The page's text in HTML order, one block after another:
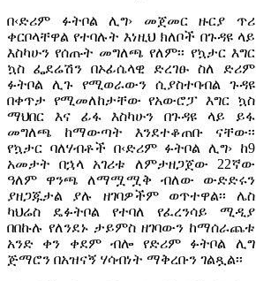
በ‹ድሪም ፉትቦል ሊግ› መጀመር ዙርያ ጥሪ
ቀርቦላቸዋል የተባሉት እነዚህ ክለቦች በጉዳዩ ላይ
እስካሁን የሰጡት መግለጫ የለም፡፡ የኳታር እግር
ኳስ ፌደሬሽን በኦፊሴላዊ ድረገፁ ስለ ድሪም
ፉትቦል ሊጉ የሚወራውን ሲያስተባብል ጉዳዩ
በቀጥታ የሚመለከታቸው የአውሮፓ እግር ኳስ
ማህበር እና ፊፋ እስካሁን በጉዳዩ ላይ ይፋ
መግለጫ ከማውጣት እንደተቆጠቡ ናቸው፡፡
የኳታር ባለሃብቶች በ‹ድሪም ፉትቦል ሊግ› ከ9
አመታት በኋላ አገሪቱ ለምታዘጋጀው 22ኛው
ዓለም ዋንጫ ለማሟሟቅ ብለው ውድድሩን
ያዘጋጁታል ያሉ ዘገባዎችም ወጥተዋል፡፡ ሌስ
ካህሬስ ዴፉትቦል የተባለ የፈረንሳይ ሚዲያ
በበኩሉ የለንደኑ ታይምስ ዘገባውን ከማሰራጨቱ
አንድ ቀን ቀደም ብሎ የድሪም ፉትቦል ሊግ
ጅማሮን በአዝናኝ ሃሳብነት ማቅረቡን ገልጿል፡፡